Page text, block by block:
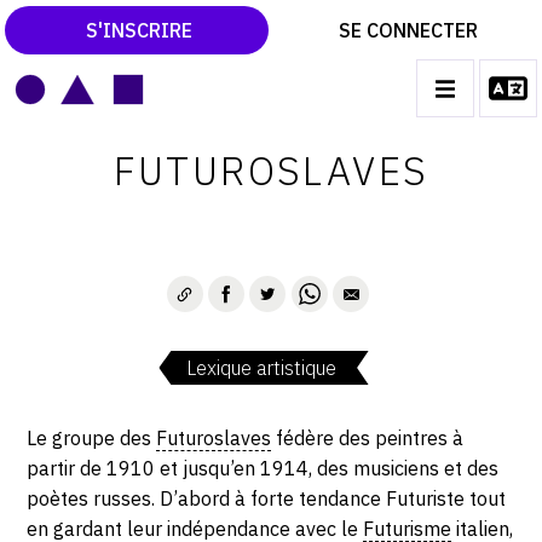
S'INSCRIRE SE CONNECTER
CATALOGUES RAISONNÉS
LES VERNISSAGES
ACTUALITÉS DU MONDE DE L'ART
LEXIQUE ARTISTIQUE
FUTUROSLAVES
Lexique artistique
Le groupe des Futuroslaves fédère des peintres à
partir de 1910 et jusqu’en 1914, des musiciens et des
poètes russes. D’abord à forte tendance Futuriste tout
en gardant leur indépendance avec le Futurisme italien,